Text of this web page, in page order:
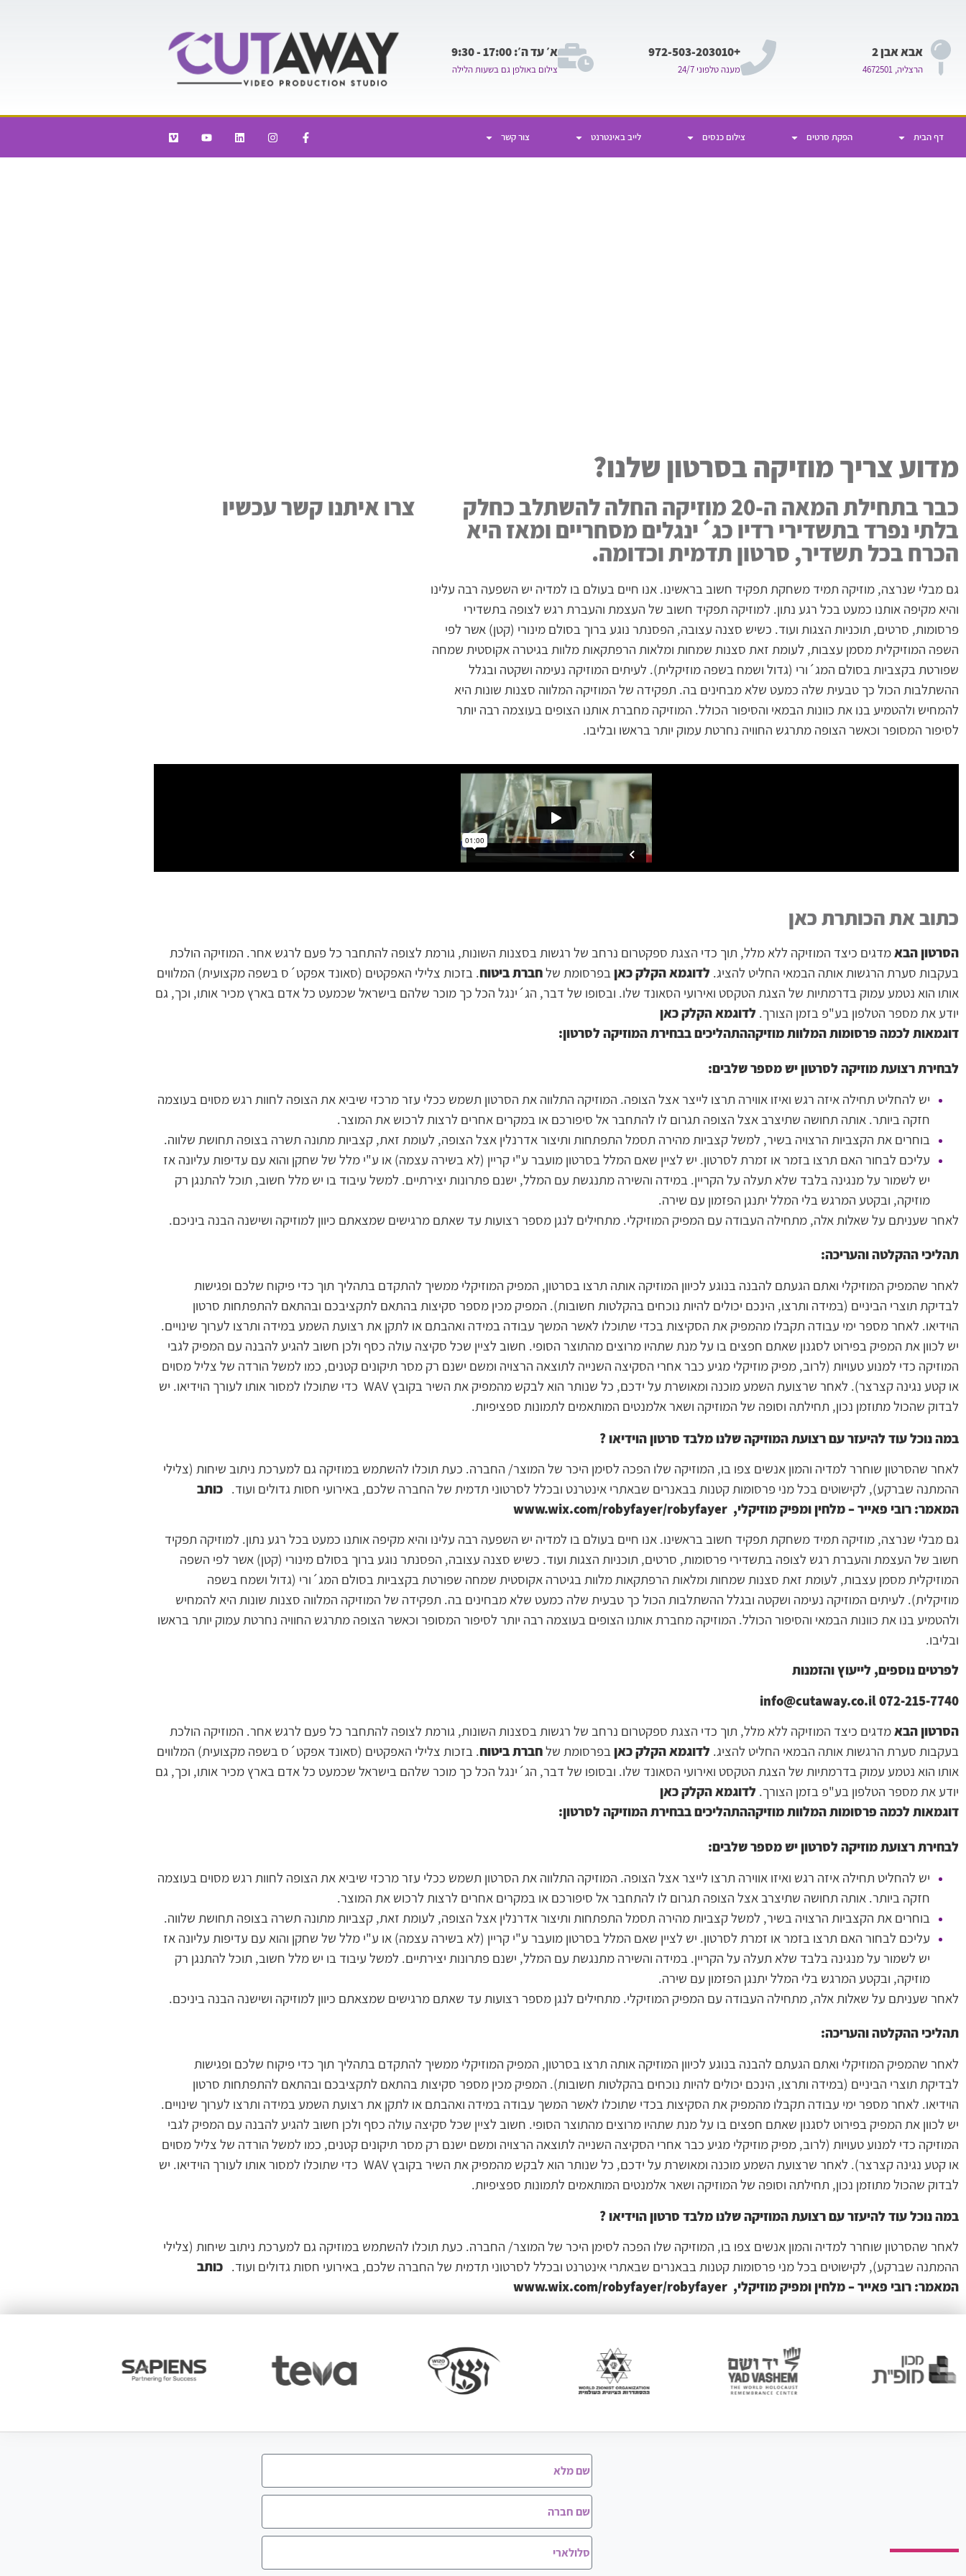
אבא אבן 2
הרצליה, 4672501
+972-503-203010
מענה טלפוני 24/7
א׳ עד ה׳: 17:00 - 9:30
צילום באולפן גם בשעות הלילה
דף הבית הפקת סרטים צילום כנסים לייב באינטרנט צור קשר
מדוע צריך מוזיקה בסרטון שלנו?
כבר בתחילת המאה ה-20 מוזיקה החלה להשתלב כחלק
בלתי נפרד בתשדירי רדיו כג´ינגלים מסחריים ומאז היא
הכרח בכל תשדיר, סרטון תדמית וכדומה.
גם מבלי שנרצה, מוזיקה תמיד משחקת תפקיד חשוב בראשינו. אנו חיים בעולם בו למדיה יש השפעה רבה עלינו
והיא מקיפה אותנו כמעט בכל רגע נתון. למוזיקה תפקיד חשוב של העצמת והעברת רגש לצופה בתשדירי
פרסומות, סרטים, תוכניות הצגות ועוד. כשיש סצנה עצובה, הפסנתר נוגע ברוך בסולם מינורי (קטן) אשר לפי
השפה המוזיקלית מסמן עצבות, לעומת זאת סצנות שמחות ומלאות הרפתקאות מלוות בגיטרה אקוסטית שמחה
שפורטת בקצביות בסולם המג´ורי (גדול ושמח בשפה מוזיקלית). לעיתים המוזיקה נעימה ושקטה ובגלל
ההשתלבות הכול כך טבעית שלה כמעט שלא מבחינים בה. תפקידה של המוזיקה המלווה סצנות שונות היא
להמחיש ולהטמיע בנו את כוונות הבמאי והסיפור הכולל. המוזיקה מחברת אותנו הצופים בעוצמה רבה יותר
לסיפור המסופר וכאשר הצופה מתרגש החוויה נחרטת עמוק יותר בראשו ובליבו.
צרו איתנו קשר עכשיו
כתוב את הכותרת כאן
הסרטון הבאמדגים כיצד המוזיקה ללא מלל, תוך כדי הצגת ספקטרום נרחב של רגשות בסצנות השונות, גורמת לצופה להתחבר כל פעם לרגש אחר. המוזיקה הולכת
בעקבות סערת הרגשות אותה הבמאי החליט להציג. לדוגמא הקלק כאן בפרסומת שלחברת ביטוח. בזכות צלילי האפקטים (סאונד אפקט´ס בשפה מקצועית) המלווים
אותו הוא נטמע עמוק בדרמתיות של הצגת הטקסט ואירועי הסאונד שלו. ובסופו של דבר, הג´ינגל הכל כך מוכר שלהם בישראל שכמעט כל אדם בארץ מכיר אותו, וכך, גם
יודע את מספר הטלפון בע"פ בזמן הצורך. לדוגמא הקלק כאן
דוגמאות לכמה פרסומות המלוות מוזיקההתהליכים בבחירת המוזיקה לסרטון:
לבחירת רצועת מוזיקה לסרטון יש מספר שלבים:
יש להחליט תחילה איזה רגש ואיזו אווירה תרצו לייצר אצל הצופה. המוזיקה התלווה את הסרטון תשמש ככלי עזר מרכזי שיביא את הצופה לחוות רגש מסוים בעוצמה
חזקה ביותר. אותה תחושה שתיצרב אצל הצופה תגרום לו להתחבר אל סיפורכם או במקרים אחרים לרצות לרכוש את המוצר.
בוחרים את הקצביות הרצויה בשיר, למשל קצביות מהירה תסמל התפתחות ותיצור אדרנלין אצל הצופה, לעומת זאת, קצביות מתונה תשרה בצופה תחושת שלווה.
עליכם לבחור האם תרצו בזמר או זמרת לסרטון. יש לציין שאם המלל בסרטון מועבר ע"י קריין (לא בשירה עצמה) או ע"י מלל של שחקן והוא עם עדיפות עליונה אז
יש לשמור על מנגינה בלבד שלא תעלה על הקריין. במידה והשירה מתנגשת עם המלל, ישנם פתרונות יצירתיים. למשל עיבוד בו יש מלל חשוב, תוכל להתנגן רק
מוזיקה, ובקטע המרגש בלי המלל יתנגן הפזמון עם שירה.
לאחר שעניתם על שאלות אלה, מתחילה העבודה עם המפיק המוזיקלי. מתחילים לנגן מספר רצועות עד שאתם מרגישים שמצאתם כיוון למוזיקה ושישנה הבנה ביניכם.
תהליכי ההקלטה והעריכה:
לאחר שהמפיק המוזיקלי ואתם הגעתם להבנה בנוגע לכיוון המוזיקה אותה תרצו בסרטון, המפיק המוזיקלי ממשיך להתקדם בתהליך תוך כדי פיקוח שלכם ופגישות
לבדיקת תוצרי הביניים (במידה ותרצו, הינכם יכולים להיות נוכחים בהקלטות חשובות). המפיק מכין מספר סקיצות בהתאם לתקציבכם ובהתאם להתפתחות סרטון
הוידיאו. לאחר מספר ימי עבודה תקבלו מהמפיק את הסקיצות בכדי שתוכלו לאשר המשך עבודה במידה ואהבתם או לתקן את רצועת השמע במידה ותרצו לערוך שינויים.
יש לכוון את המפיק בפירוט לסגנון שאתם חפצים בו על מנת שתהיו מרוצים מהתוצר הסופי. חשוב לציין שכל סקיצה עולה כסף ולכן חשוב להגיע להבנה עם המפיק לגבי
המוזיקה כדי למנוע טעויות (לרוב, מפיק מוזיקלי מגיע כבר אחרי הסקיצה השנייה לתוצאה הרצויה ומשם ישנם רק מסר תיקונים קטנים, כמו למשל הורדה של צליל מסוים
או קטע נגינה קצרצר). לאחר שרצועת השמע מוכנה ומאושרת על ידכם, כל שנותר הוא לבקש מהמפיק את השיר בקובץ WAV כדי שתוכלו למסור אותו לעורך הוידיאו. יש
לבדוק שהכול מתוזמן נכון, תחילתה וסופה של המוזיקה ושאר אלמנטים המותאמים לתמונות ספציפיות.
במה נוכל עוד להיעזר עם רצועת המוזיקה שלנו מלבד סרטון הוידיאו?
לאחר שהסרטון שוחרר למדיה והמון אנשים צפו בו, המוזיקה שלו הפכה לסימן היכר של המוצר/ החברה. כעת תוכלו להשתמש במוזיקה גם למערכת ניתוב שיחות (צלילי
ההמתנה שברקע), לקישוטים בכל מני פרסומות קטנות בבאנרים שבאתרי אינטרנט ובכלל לסרטוני תדמית של החברה שלכם, באירועי חסות גדולים ועוד. כותב
המאמר: רובי פאייר – מלחין ומפיק מוזיקלי, www.wix.com/robyfayer/robyfayer
גם מבלי שנרצה, מוזיקה תמיד משחקת תפקיד חשוב בראשינו. אנו חיים בעולם בו למדיה יש השפעה רבה עלינו והיא מקיפה אותנו כמעט בכל רגע נתון. למוזיקה תפקיד
חשוב של העצמת והעברת רגש לצופה בתשדירי פרסומות, סרטים, תוכניות הצגות ועוד. כשיש סצנה עצובה, הפסנתר נוגע ברוך בסולם מינורי (קטן) אשר לפי השפה
המוזיקלית מסמן עצבות, לעומת זאת סצנות שמחות ומלאות הרפתקאות מלוות בגיטרה אקוסטית שמחה שפורטת בקצביות בסולם המג´ורי (גדול ושמח בשפה
מוזיקלית). לעיתים המוזיקה נעימה ושקטה ובגלל ההשתלבות הכול כך טבעית שלה כמעט שלא מבחינים בה. תפקידה של המוזיקה המלווה סצנות שונות היא להמחיש
ולהטמיע בנו את כוונות הבמאי והסיפור הכולל. המוזיקה מחברת אותנו הצופים בעוצמה רבה יותר לסיפור המסופר וכאשר הצופה מתרגש החוויה נחרטת עמוק יותר בראשו
ובליבו.
לפרטים נוספים, לייעוץ והזמנות
072-215-7740
info@cutaway.co.il
הסרטון הבאמדגים כיצד המוזיקה ללא מלל, תוך כדי הצגת ספקטרום נרחב של רגשות בסצנות השונות, גורמת לצופה להתחבר כל פעם לרגש אחר. המוזיקה הולכת
בעקבות סערת הרגשות אותה הבמאי החליט להציג. לדוגמא הקלק כאן בפרסומת שלחברת ביטוח. בזכות צלילי האפקטים (סאונד אפקט´ס בשפה מקצועית) המלווים
אותו הוא נטמע עמוק בדרמתיות של הצגת הטקסט ואירועי הסאונד שלו. ובסופו של דבר, הג´ינגל הכל כך מוכר שלהם בישראל שכמעט כל אדם בארץ מכיר אותו, וכך, גם
יודע את מספר הטלפון בע"פ בזמן הצורך. לדוגמא הקלק כאן
דוגמאות לכמה פרסומות המלוות מוזיקההתהליכים בבחירת המוזיקה לסרטון:
לבחירת רצועת מוזיקה לסרטון יש מספר שלבים:
יש להחליט תחילה איזה רגש ואיזו אווירה תרצו לייצר אצל הצופה. המוזיקה התלווה את הסרטון תשמש ככלי עזר מרכזי שיביא את הצופה לחוות רגש מסוים בעוצמה
חזקה ביותר. אותה תחושה שתיצרב אצל הצופה תגרום לו להתחבר אל סיפורכם או במקרים אחרים לרצות לרכוש את המוצר.
בוחרים את הקצביות הרצויה בשיר, למשל קצביות מהירה תסמל התפתחות ותיצור אדרנלין אצל הצופה, לעומת זאת, קצביות מתונה תשרה בצופה תחושת שלווה.
עליכם לבחור האם תרצו בזמר או זמרת לסרטון. יש לציין שאם המלל בסרטון מועבר ע"י קריין (לא בשירה עצמה) או ע"י מלל של שחקן והוא עם עדיפות עליונה אז
יש לשמור על מנגינה בלבד שלא תעלה על הקריין. במידה והשירה מתנגשת עם המלל, ישנם פתרונות יצירתיים. למשל עיבוד בו יש מלל חשוב, תוכל להתנגן רק
מוזיקה, ובקטע המרגש בלי המלל יתנגן הפזמון עם שירה.
לאחר שעניתם על שאלות אלה, מתחילה העבודה עם המפיק המוזיקלי. מתחילים לנגן מספר רצועות עד שאתם מרגישים שמצאתם כיוון למוזיקה ושישנה הבנה ביניכם.
תהליכי ההקלטה והעריכה:
לאחר שהמפיק המוזיקלי ואתם הגעתם להבנה בנוגע לכיוון המוזיקה אותה תרצו בסרטון, המפיק המוזיקלי ממשיך להתקדם בתהליך תוך כדי פיקוח שלכם ופגישות
לבדיקת תוצרי הביניים (במידה ותרצו, הינכם יכולים להיות נוכחים בהקלטות חשובות). המפיק מכין מספר סקיצות בהתאם לתקציבכם ובהתאם להתפתחות סרטון
הוידיאו. לאחר מספר ימי עבודה תקבלו מהמפיק את הסקיצות בכדי שתוכלו לאשר המשך עבודה במידה ואהבתם או לתקן את רצועת השמע במידה ותרצו לערוך שינויים.
יש לכוון את המפיק בפירוט לסגנון שאתם חפצים בו על מנת שתהיו מרוצים מהתוצר הסופי. חשוב לציין שכל סקיצה עולה כסף ולכן חשוב להגיע להבנה עם המפיק לגבי
המוזיקה כדי למנוע טעויות (לרוב, מפיק מוזיקלי מגיע כבר אחרי הסקיצה השנייה לתוצאה הרצויה ומשם ישנם רק מסר תיקונים קטנים, כמו למשל הורדה של צליל מסוים
או קטע נגינה קצרצר). לאחר שרצועת השמע מוכנה ומאושרת על ידכם, כל שנותר הוא לבקש מהמפיק את השיר בקובץ WAV כדי שתוכלו למסור אותו לעורך הוידיאו. יש
לבדוק שהכול מתוזמן נכון, תחילתה וסופה של המוזיקה ושאר אלמנטים המותאמים לתמונות ספציפיות.
במה נוכל עוד להיעזר עם רצועת המוזיקה שלנו מלבד סרטון הוידיאו?
לאחר שהסרטון שוחרר למדיה והמון אנשים צפו בו, המוזיקה שלו הפכה לסימן היכר של המוצר/ החברה. כעת תוכלו להשתמש במוזיקה גם למערכת ניתוב שיחות (צלילי
ההמתנה שברקע), לקישוטים בכל מני פרסומות קטנות בבאנרים שבאתרי אינטרנט ובכלל לסרטוני תדמית של החברה שלכם, באירועי חסות גדולים ועוד. כותב
המאמר: רובי פאייר – מלחין ומפיק מוזיקלי, www.wix.com/robyfayer/robyfayer